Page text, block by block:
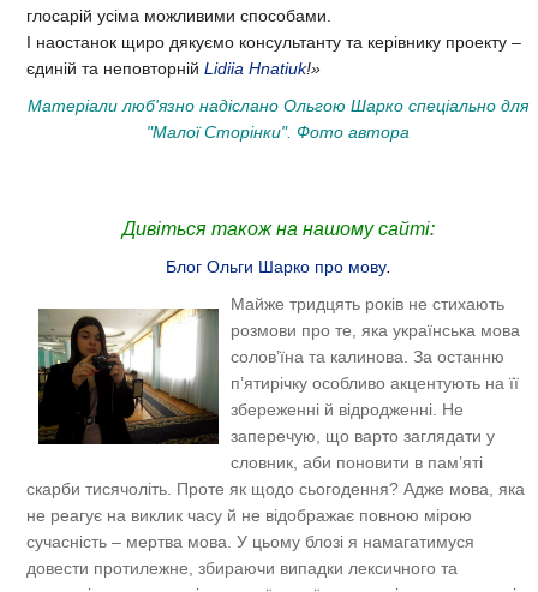
глосарій усіма можливими способами.
І наостанок щиро дякуємо консультанту та керівнику проекту –
єдиній та неповторній Lidiia Hnatiuk!»
Матеріали люб'язно надіслано Ольгою Шарко спеціально для
"Малої Сторінки". Фото автора
Дивіться також на нашому сайті:
Блог Ольги Шарко про мову.
Майже тридцять років не стихають
розмови про те, яка українська мова
солов’їна та калинова. За останню
п’ятирічку особливо акцентують на її
збереженні й відродженні. Не
заперечую, що варто заглядати у
словник, аби поновити в пам’яті
скарби тисячоліть. Проте як щодо сьогодення? Адже мова, яка
не реагує на виклик часу й не відображає повною мірою
сучасність – мертва мова. У цьому блозі я намагатимуся
довести протилежне, збираючи випадки лексичного та